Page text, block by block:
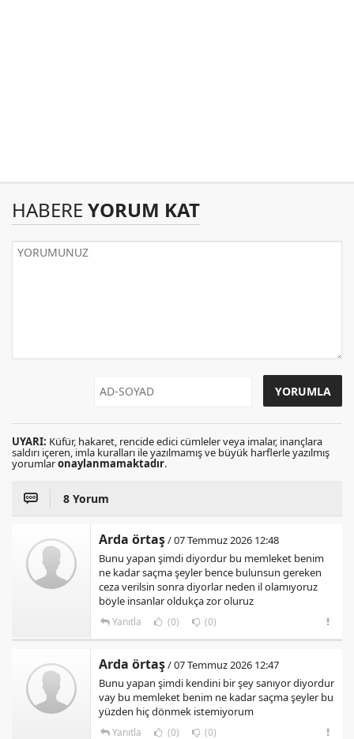
HABERE YORUM KAT
UYARI: Küfür, hakaret, rencide edici cümleler veya imalar, inançlara
saldırı içeren, imla kuralları ile yazılmamış ve büyük harflerle yazılmış
yorumlaronaylanmamaktadır.
8 Yorum
Arda örtaş/ 07 Temmuz 2026 12:48
Bunu yapan şimdi diyordur bu memleket benim
ne kadar saçma şeyler bence bulunsun gereken
ceza verilsin sonra diyorlar neden il olamıyoruz
böyle insanlar oldukça zor oluruz
Yanıtla (0) (0)
Arda örtaş/ 07 Temmuz 2026 12:47
Bunu yapan şimdi kendini bir şey sanıyor diyordur
vay bu memleket benim ne kadar saçma şeyler bu
yüzden hiç dönmek istemiyorum
Yanıtla (0) (0)